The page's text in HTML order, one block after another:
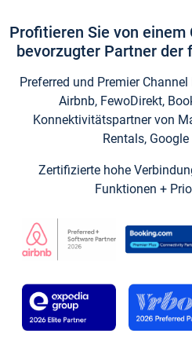
Profitieren Sie von einem
bevorzugter Partner der
Preferred und Premier
Airbnb, FewoDirekt,
Konnektivitätspartner von
Rentals,
Zertifizierte hohe
Funktionen +